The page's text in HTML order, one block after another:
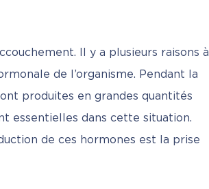
Il y a plusieurs raisons à
de l’organisme. Pendant la
produites en grandes quantités
essentielles dans cette situation.
de ces hormones est la prise